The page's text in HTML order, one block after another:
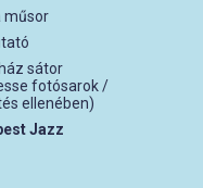
műsor
sátor
fotósarok /
ellenében)
Jazz